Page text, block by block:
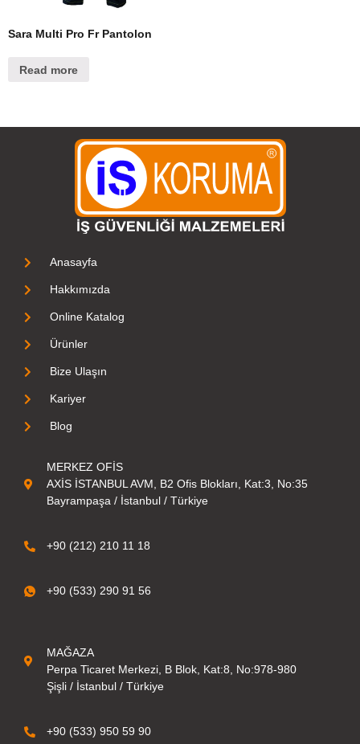
Sara Multi Pro Fr Pantolon
Read more
Anasayfa
Hakkımızda
Online Katalog
Ürünler
Bize Ulaşın
Kariyer
Blog
MERKEZ OFİS
AXİS İSTANBUL AVM, B2 Ofis Blokları, Kat:3, No:35
Bayrampaşa / İstanbul / Türkiye
+90 (212) 210 11 18
+90 (533) 290 91 56
MAĞAZA
Perpa Ticaret Merkezi, B Blok, Kat:8, No:978-980
Şişli / İstanbul / Türkiye
+90 (533) 950 59 90